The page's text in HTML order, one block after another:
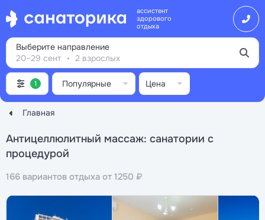
ассистент
здорового
отдыха
Главная
Выберите направление
20–29 сент
2 взрослых
Антицеллюлитный массаж: санатории с
процедурой
166 вариантов отдыха от 1250 ₽
1 Популярные Цена